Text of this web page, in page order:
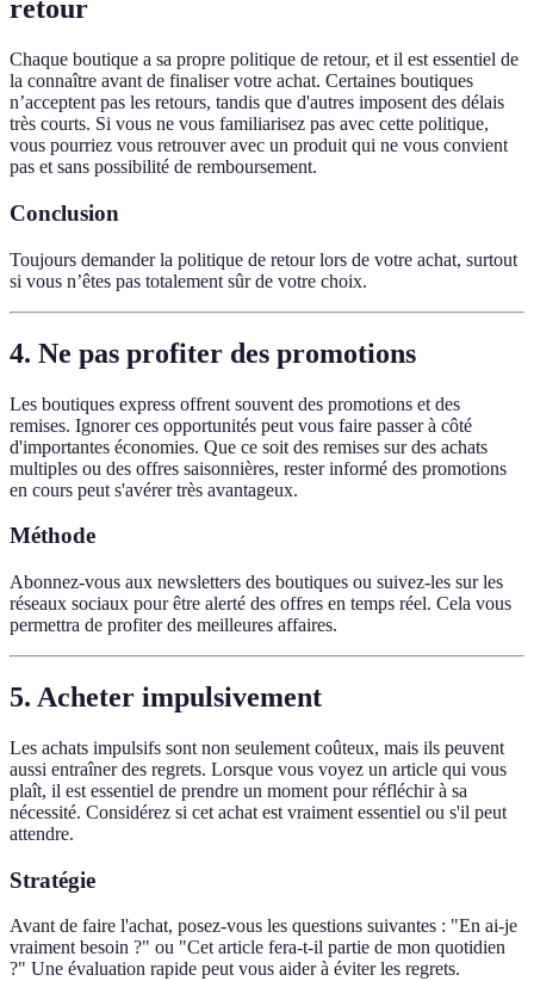
retour
Chaque boutique a sa propre politique de retour, et il est essentiel de
la connaître avant de finaliser votre achat. Certaines boutiques
n’acceptent pas les retours, tandis que d'autres imposent des délais
très courts. Si vous ne vous familiarisez pas avec cette politique,
vous pourriez vous retrouver avec un produit qui ne vous convient
pas et sans possibilité de remboursement.
Conclusion
Toujours demander la politique de retour lors de votre achat, surtout
si vous n’êtes pas totalement sûr de votre choix.
4. Ne pas profiter des promotions
Les boutiques express offrent souvent des promotions et des
remises. Ignorer ces opportunités peut vous faire passer à côté
d'importantes économies. Que ce soit des remises sur des achats
multiples ou des offres saisonnières, rester informé des promotions
en cours peut s'avérer très avantageux.
Méthode
Abonnez-vous aux newsletters des boutiques ou suivez-les sur les
réseaux sociaux pour être alerté des offres en temps réel. Cela vous
permettra de profiter des meilleures affaires.
5. Acheter impulsivement
Les achats impulsifs sont non seulement coûteux, mais ils peuvent
aussi entraîner des regrets. Lorsque vous voyez un article qui vous
plaît, il est essentiel de prendre un moment pour réfléchir à sa
nécessité. Considérez si cet achat est vraiment essentiel ou s'il peut
attendre.
Stratégie
Avant de faire l'achat, posez-vous les questions suivantes : "En ai-je
vraiment besoin ?" ou "Cet article fera-t-il partie de mon quotidien
?" Une évaluation rapide peut vous aider à éviter les regrets.